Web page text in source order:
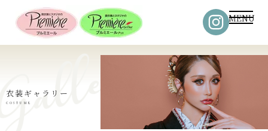
MENU
衣装ギャラリー
COSTUME